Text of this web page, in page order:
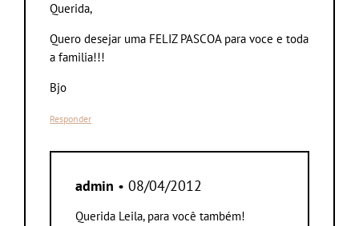
Querida,
Quero desejar uma FELIZ PASCOA para voce e toda
a familia!!!
Bjo
Responder
admin • 08/04/2012
Querida Leila, para você também!